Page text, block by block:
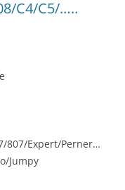
C4/C5/…..
807/Expert/Perner…
Jumpy